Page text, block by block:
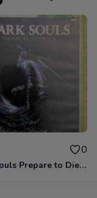
0
Dark Souls Prepare to Die Edition XBOX 360